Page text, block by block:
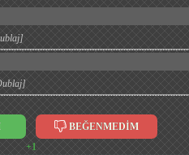
BEĞENMEDİM
+1